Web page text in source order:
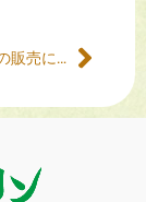
6/28のメロンの販売について